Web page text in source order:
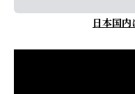
日本国